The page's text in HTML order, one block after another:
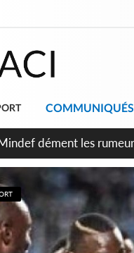
COMMUNIQUÉS
dément les